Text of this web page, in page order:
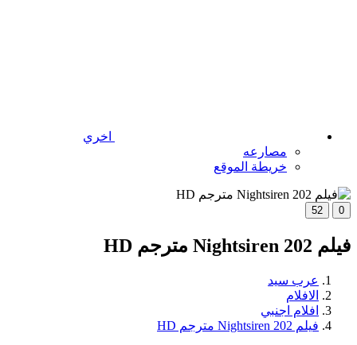
اخري
مصارعه
خريطة الموقع
0
52
فيلم Nightsiren 202 مترجم HD
عرب سيد
الافلام
افلام اجنبي
فيلم Nightsiren 202 مترجم HD